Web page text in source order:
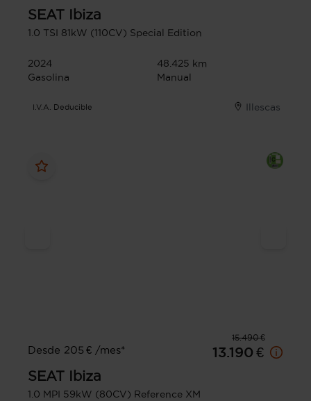
SEAT
Ibiza
1.0 TSI 81kW (110CV) Special Edition
2024
48.425 km
Gasolina
Manual
I.V.A. Deducible Illescas
15.490 €
Desde 205 € /mes*
13.190 €
SEAT
Ibiza
1.0 MPI 59kW (80CV) Reference XM